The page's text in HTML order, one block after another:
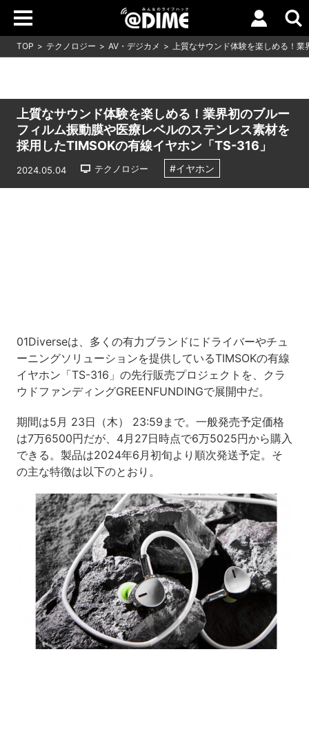
TOP テクノロジー AV・デジカメ 上質なサウンド体験を楽しめる！
上質なサウンド体験を楽しめる！業界初のブルー
フィルム振動膜や医療レベルのステンレス素材を
採用したTIMSOKの有線イヤホン「TS-316」
2024.05.04 テクノロジー #イヤホン
01Diverseは、多くの有力ブランドにドライバーやチュ
ーニングソリューションを提供しているTIMSOKの有線
イヤホン「TS-316」の先行販売プロジェクトを、クラ
ウドファンディングGREENFUNDINGで展開中だ。
期間は5月 23日（木） 23:59まで。一般発売予定価格
は7万6500円だが、4月27日時点で6万5025円から購入
できる。製品は2024年6月初旬より順次発送予定。そ
の主な特徴は以下のとおり。